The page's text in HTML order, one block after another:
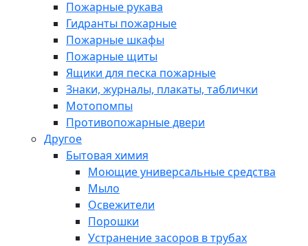
Пожарные рукава
Гидранты пожарные
Пожарные шкафы
Пожарные щиты
Ящики для песка пожарные
Знаки, журналы, плакаты, таблички
Мотопомпы
Противопожарные двери
Другое
Бытовая химия
Моющие универсальные средства
Мыло
Освежители
Порошки
Устранение засоров в трубах